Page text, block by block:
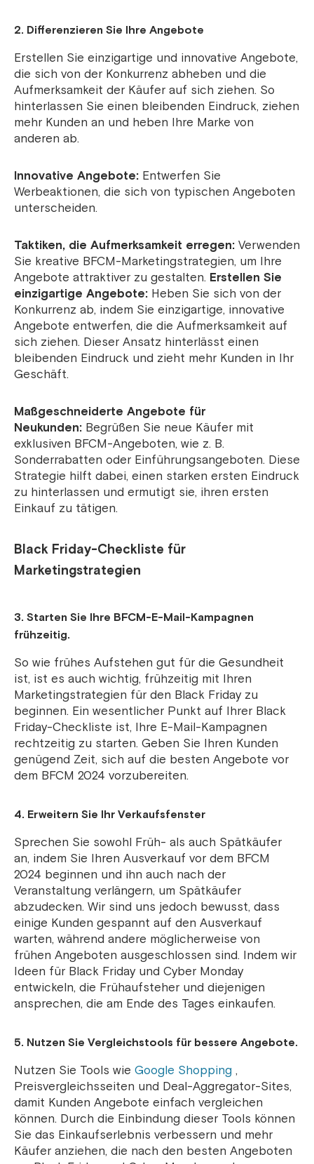
2. Differenzieren Sie Ihre Angebote
Erstellen Sie einzigartige und innovative Angebote,
die sich von der Konkurrenz abheben und die
Aufmerksamkeit der Käufer auf sich ziehen. So
hinterlassen Sie einen bleibenden Eindruck, ziehen
mehr Kunden an und heben Ihre Marke von
anderen ab.
Innovative Angebote: Entwerfen Sie
Werbeaktionen, die sich von typischen Angeboten
unterscheiden.
Taktiken, die Aufmerksamkeit erregen: Verwenden
Sie kreative BFCM-Marketingstrategien, um Ihre
Angebote attraktiver zu gestalten. Erstellen Sie
einzigartige Angebote: Heben Sie sich von der
Konkurrenz ab, indem Sie einzigartige, innovative
Angebote entwerfen, die die Aufmerksamkeit auf
sich ziehen. Dieser Ansatz hinterlässt einen
bleibenden Eindruck und zieht mehr Kunden in Ihr
Geschäft.
Maßgeschneiderte Angebote für
Neukunden: Begrüßen Sie neue Käufer mit
exklusiven BFCM-Angeboten, wie z. B.
Sonderrabatten oder Einführungsangeboten. Diese
Strategie hilft dabei, einen starken ersten Eindruck
zu hinterlassen und ermutigt sie, ihren ersten
Einkauf zu tätigen.
Black Friday-Checkliste für
Marketingstrategien
3. Starten Sie Ihre BFCM-E-Mail-Kampagnen
frühzeitig.
So wie frühes Aufstehen gut für die Gesundheit
ist, ist es auch wichtig, frühzeitig mit Ihren
Marketingstrategien für den Black Friday zu
beginnen. Ein wesentlicher Punkt auf Ihrer Black
Friday-Checkliste ist, Ihre E-Mail-Kampagnen
rechtzeitig zu starten. Geben Sie Ihren Kunden
genügend Zeit, sich auf die besten Angebote vor
dem BFCM 2024 vorzubereiten.
4. Erweitern Sie Ihr Verkaufsfenster
Sprechen Sie sowohl Früh- als auch Spätkäufer
an, indem Sie Ihren Ausverkauf vor dem BFCM
2024 beginnen und ihn auch nach der
Veranstaltung verlängern, um Spätkäufer
abzudecken. Wir sind uns jedoch bewusst, dass
einige Kunden gespannt auf den Ausverkauf
warten, während andere möglicherweise von
frühen Angeboten ausgeschlossen sind. Indem wir
Ideen für Black Friday und Cyber ​​Monday
entwickeln, die Frühaufsteher und diejenigen
ansprechen, die am Ende des Tages einkaufen.
5. Nutzen Sie Vergleichstools für bessere Angebote.
Nutzen Sie Tools wie Google Shopping ,
Preisvergleichsseiten und Deal-Aggregator-Sites,
damit Kunden Angebote einfach vergleichen
können. Durch die Einbindung dieser Tools können
Sie das Einkaufserlebnis verbessern und mehr
Käufer anziehen, die nach den besten Angeboten